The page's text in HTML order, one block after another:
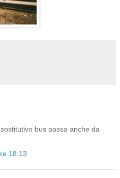
bus passa anche da
18:13